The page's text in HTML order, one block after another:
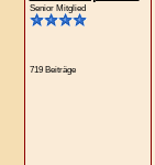
Senior Mitglied
719 Beiträge